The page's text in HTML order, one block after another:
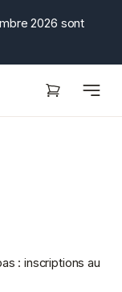
2026 sont
: inscriptions au